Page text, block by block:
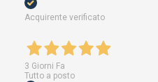
Acquirente verificato
3 Giorni Fa
Tutto a posto